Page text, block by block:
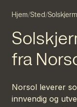
Hjem/Sted/
fra
Norsol leverer
innvendig og